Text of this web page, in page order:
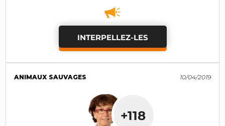
INTERPELLEZ-LES
ANIMAUX SAUVAGES 10/04/2019
+118